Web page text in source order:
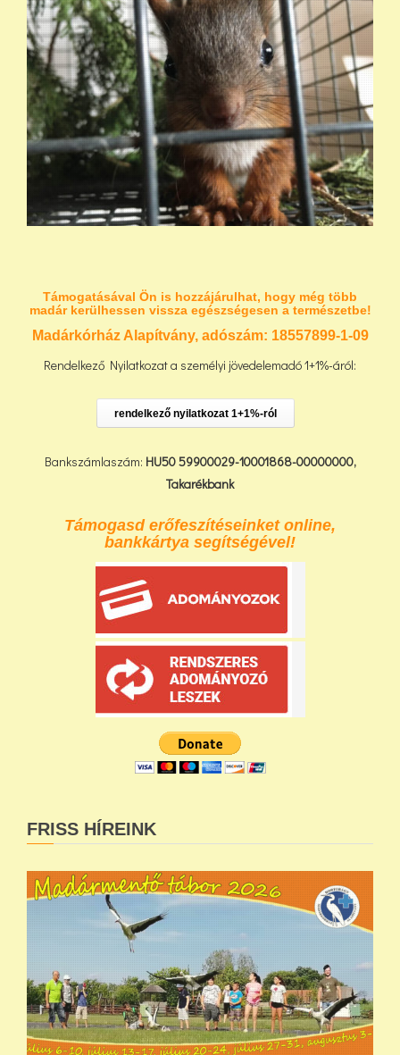
Támogatásával Ön is hozzájárulhat, hogy még több
madár kerülhessen vissza egészségesen a természetbe!
Madárkórház Alapítvány, adószám: 18557899-1-09
Rendelkező Nyilatkozat a személyi jövedelemadó 1+1%-áról:
rendelkező nyilatkozat 1+1%-ról
Bankszámlaszám: HU50 59900029-10001868-00000000,
Takarékbank
Támogasd erőfeszítéseinket online,
bankkártya segítségével!
FRISS HÍREINK